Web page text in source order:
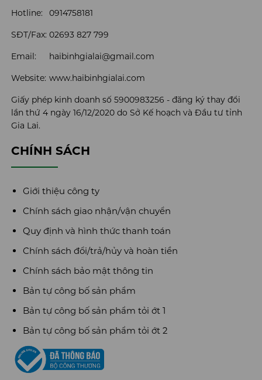
Hotline: 0914758181
SĐT/Fax: 02693 827 799
Email: haibinhgialai@gmail.com
Website: www.haibinhgialai.com
Giấy phép kinh doanh số 5900983256 - đăng ký thay đổi
lần thứ 4 ngày 16/12/2020 do Sở Kế hoạch và Đầu tư tỉnh
Gia Lai.
CHÍNH SÁCH
Giới thiệu công ty
Chính sách giao nhận/vận chuyển
Quy định và hình thức thanh toán
Chính sách đổi/trả/hủy và hoàn tiền
Chính sách bảo mật thông tin
Bản tự công bố sản phẩm
Bản tự công bố sản phẩm tỏi ớt 1
Bản tự công bố sản phẩm tỏi ớt 2